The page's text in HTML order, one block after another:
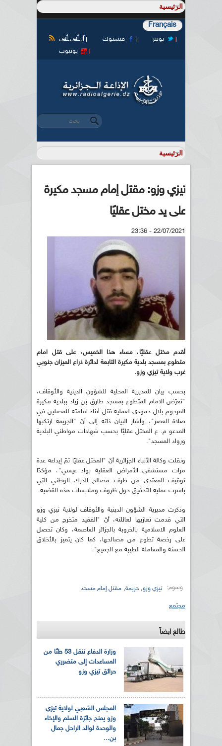
Français
آر أس أس فيسبوك
تويتر
يوتيوب
استمارة البحث
‏بحث ‏
تيزي وزو: مقتل إمام مسجد مكيرة
على يد مختل عقليًا
22/07/2021 - 23:36
أقدم مختل عقليًا، مساء هذا الخميس، على قتل امام
متطوع بمسجد بلدية مكيرة التابعة لدائرة ذراع الميزان جنوبي
غرب ولاية تيزي وزو.
بحسب بيان للمديرية المحلية للشؤون الدينية والأوقاف،
"تعرّض الامام المتطوع بمسجد طارق بن زياد ببلدية مكيرة
المرحوم بلال حمودي لعملية قتل أثناء امامته للمصلين في
صلاة العصر"، وأشار البيان ذاته إلى أنّ "الجريمة ارتكبها
المدعو م. ع المختل عقليًا بحسب شهادات مواطني البلدية
ورواد المسجد".
ونقلت وكالة الأنباء الجزائرية أنّ "المختل عقليًا تمّ إيداعه عدة
مرات مستشفى الأمراض العقلية بواد عيسي"، مؤكدًا
توقيف المعتدي من طرف مصالح الدرك الوطني التي
باشرت عملية التحقيق حول ظروف وملابسات هذه القضية.
وذكرت مديرية الشؤون الدينية والأوقاف لولاية تيزي وزو
التي قدمت تعازيها لعائلته، أنّ "الفقيد متخرج من كلية
العلوم الاسلامية بالخروبة بالجزائر العاصمة، وكان تحصل
على رخصة تطوع من مصالحها، كما كان يتميز بالأخلاق
الحسنة والمعاملة الطيبة مع الجميع".
وسوم: تيزي وزو, جريمة, مقتل إمام مسجد
مجتمع
طالع ايضاً
وزارة الدفاع تنقل 53 طنًا من
المساعدات إلى متضرري
حرائق تيزي وزو
المجلس الشعبي لولاية تيزي
وزو يمنح جائزة السلم والإخاء
والوحدة لوالد الراحل جمال
بن...